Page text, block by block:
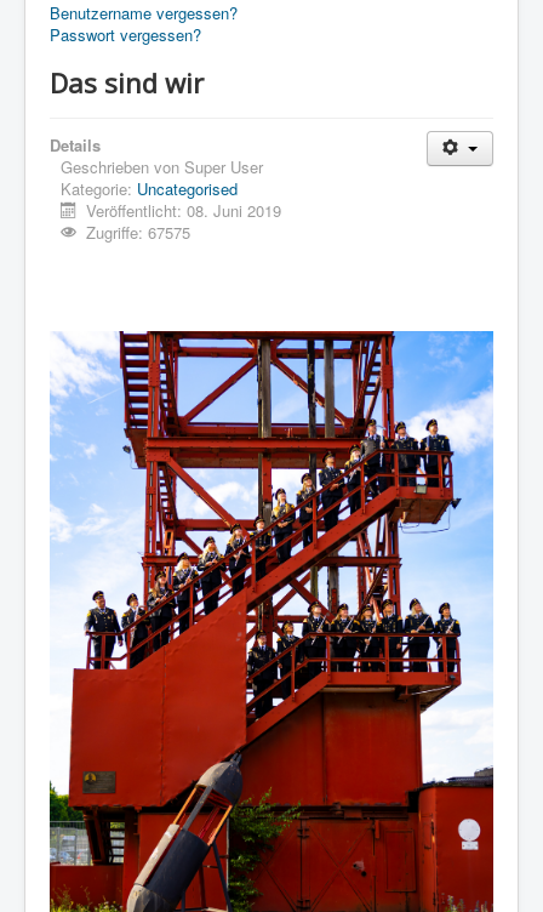
Benutzername vergessen?
Passwort vergessen?
Das sind wir
Details
Geschrieben von Super User
Kategorie: Uncategorised
Veröffentlicht: 08. Juni 2019
Zugriffe: 67575